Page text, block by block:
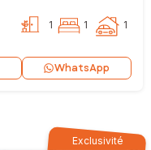
1 1 1
WhatsApp
Exclusivité